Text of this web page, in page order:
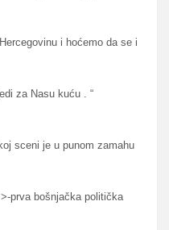
i hoćemo da se i
za Nasu kuću . “
sceni je u punom zamahu
prva bošnjačka politička